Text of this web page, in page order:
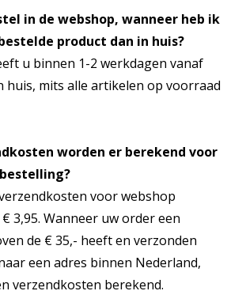
in de webshop, wanneer heb ik
product dan in huis?
u binnen 1-2 werkdagen vanaf
huis, mits alle artikelen op voorraad
worden er berekend voor
voor webshop
3,95. Wanneer uw order een
de € 35,- heeft en verzonden
een adres binnen Nederland,
verzendkosten berekend.